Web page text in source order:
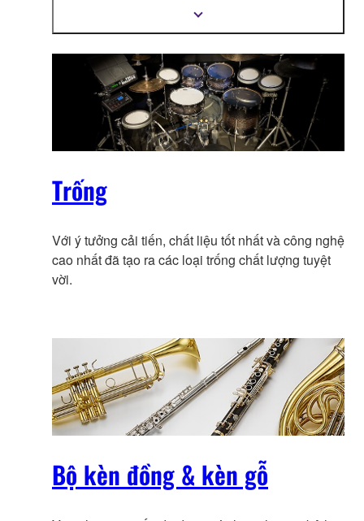
cấp riêng biệt cho mỗi dòng.Hiển
thông
tin
Trống
Với ý tưởng cải tiến, chất liệu tốt nhất và công nghệ
cao nhất đã tạo ra các loại trống chất lượng tuyệt
vời.
Bộ kèn đồng & kèn gỗ